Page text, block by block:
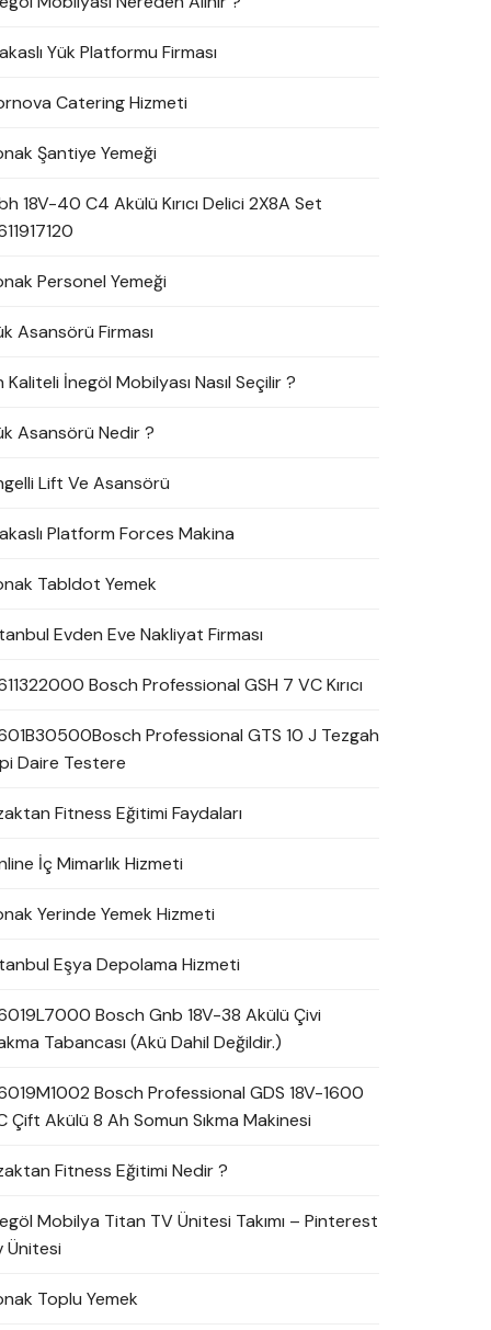
Yük Platformu Firması
Catering Hizmeti
Şantiye Yemeği
18V-40 C4 Akülü Kırıcı Delici 2X8A Set
Personel Yemeği
Asansörü Firması
Kaliteli İnegöl Mobilyası Nasıl Seçilir ?
Asansörü Nedir ?
Lift Ve Asansörü
Platform Forces Makina
Tabldot Yemek
Evden Eve Nakliyat Firması
Bosch Professional GSH 7 VC Kırıcı
Professional GTS 10 J Tezgah
Daire Testere
Fitness Eğitimi Faydaları
İç Mimarlık Hizmeti
Yerinde Yemek Hizmeti
Eşya Depolama Hizmeti
Bosch Gnb 18V-38 Akülü Çivi
Tabancası (Akü Dahil Değildir.)
Bosch Professional GDS 18V-1600
Çift Akülü 8 Ah Somun Sıkma Makinesi
Fitness Eğitimi Nedir ?
Mobilya Titan TV Ünitesi Takımı – Pinterest
Ünitesi
Toplu Yemek